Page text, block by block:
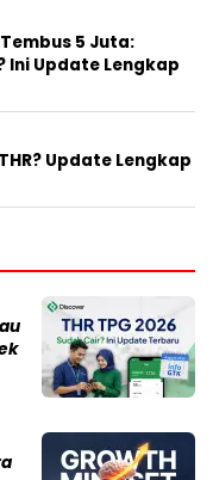
5 Juta:
Ini Update Lengkap
Update Lengkap